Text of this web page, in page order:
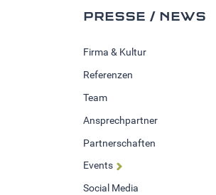
PRESSE / NEWS
Firma & Kultur
Referenzen
Team
Ansprechpartner
Partnerschaften
Events
Social Media
cookie_consent
Zweck:
Optionen des Benutzers
Laufzeit: